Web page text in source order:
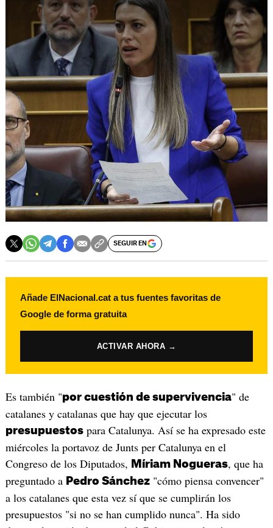
SEGUIR EN
Añade ElNacional.cat a tus fuentes favoritas de
Google de forma gratuita
ACTIVAR AHORA →
Es también "por cuestión de supervivencia" de
catalanes y catalanas que hay que ejecutar los
presupuestospara Catalunya. Así se ha expresado este
miércoles la portavoz de Junts per Catalunya en el
Congreso de los Diputados, Míriam Nogueras, que ha
preguntado a Pedro Sánchez"cómo piensa convencer"
a los catalanes que esta vez sí que se cumplirán los
presupuestos "si no se han cumplido nunca". Ha sido